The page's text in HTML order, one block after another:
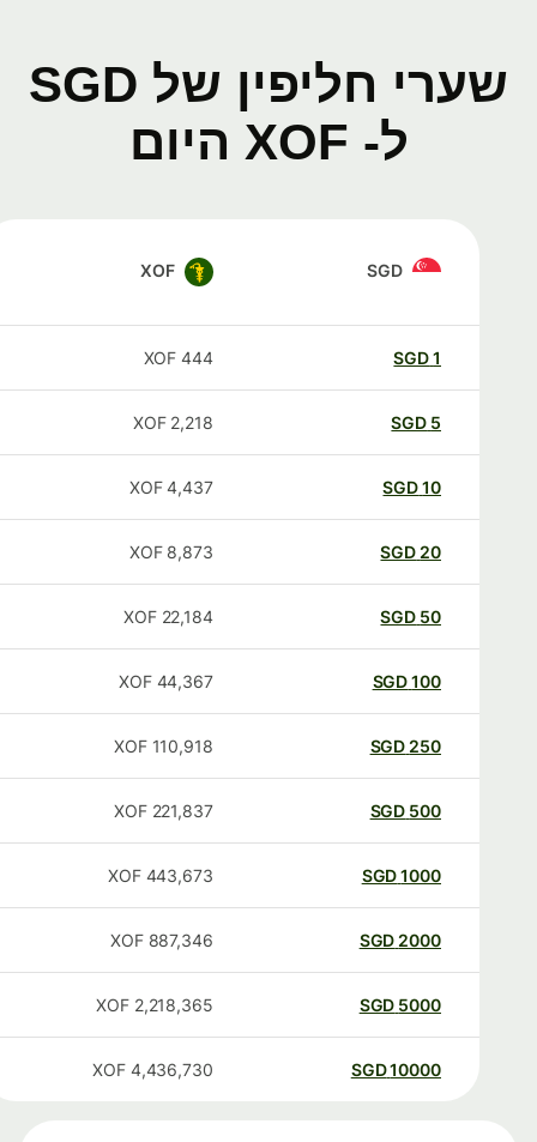
שערי חליפין של SGD
ל- XOF היום
SGD
XOF
SGD
444
XOF
SGD
2,218
XOF
SGD
4,437
XOF
20
SGD
8,873
XOF
50
SGD
22,184
XOF
100
SGD
44,367
XOF
250
SGD
110,918
XOF
500
SGD
221,837
XOF
1000
SGD
443,673
XOF
2000
SGD
887,346
XOF
5000
SGD
2,218,365
XOF
10000
SGD
4,436,730
XOF